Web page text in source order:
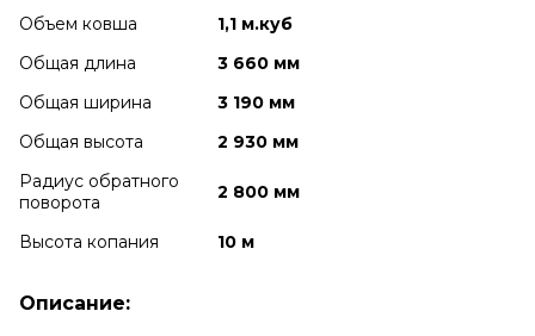
Объем ковша
1,1 м.куб
Общая длина
3 660 мм
Общая ширина
3 190 мм
Общая высота
2 930 мм
Радиус обратного
поворота
2 800 мм
Высота копания 10 м
Описание: